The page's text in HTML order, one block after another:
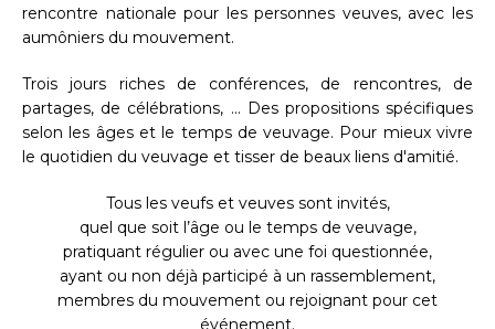
rencontre nationale pour les personnes veuves, avec les
aumôniers du mouvement.
Trois jours riches de conférences, de rencontres, de
partages, de célébrations, ... Des propositions spécifiques
selon les âges et le temps de veuvage. Pour mieux vivre
le quotidien du veuvage et tisser de beaux liens d'amitié.
Tous les veufs et veuves sont invités,
quel que soit l’âge ou le temps de veuvage,
pratiquant régulier ou avec une foi questionnée,
ayant ou non déjà participé à un rassemblement,
membres du mouvement ou rejoignant pour cet
événement.